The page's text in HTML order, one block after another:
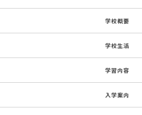
学校概要
学校生活
学習内容
入学案内